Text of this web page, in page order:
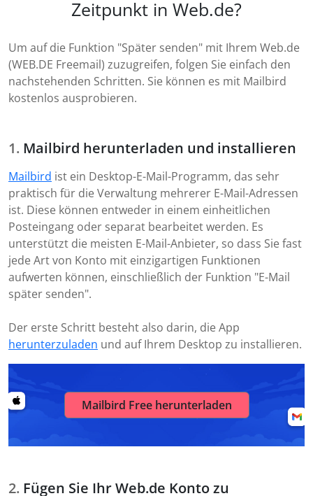
Zeitpunkt in Web.de?
Um auf die Funktion "Später senden" mit Ihrem Web.de
(WEB.DE Freemail) zuzugreifen, folgen Sie einfach den
nachstehenden Schritten. Sie können es mit Mailbird
kostenlos ausprobieren.
Mailbird herunterladen und installieren
Mailbird ist ein Desktop-E-Mail-Programm, das sehr
praktisch für die Verwaltung mehrerer E-Mail-Adressen
ist. Diese können entweder in einem einheitlichen
Posteingang oder separat bearbeitet werden. Es
unterstützt die meisten E-Mail-Anbieter, so dass Sie fast
jede Art von Konto mit einzigartigen Funktionen
aufwerten können, einschließlich der Funktion "E-Mail
später senden".
Der erste Schritt besteht also darin, die App
herunterzuladen und auf Ihrem Desktop zu installieren.
Mailbird Free herunterladen
Fügen Sie Ihr Web.de Konto zu